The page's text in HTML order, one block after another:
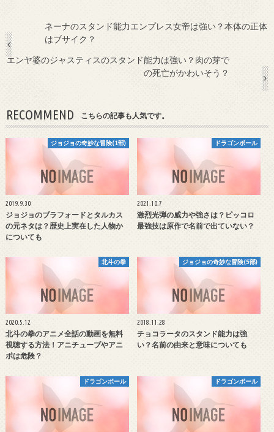
ネーナのスタンド能力エンプレス女帝は強い？本体の正体
はブサイク？
エンヤ婆のジャスティスのスタンド能力は強い？肉の芽で
の死亡がかわいそう？
RECOMMEND こちらの記事も人気です。
ジョジョの奇妙な冒険(1部)
2019.9.30
ジョジョのブラフォードとタルカス
の元ネタは？歴史上実在した人物か
についても
ドラゴンボール
2021.10.7
激烈光弾の威力や強さは？ピッコロ
最強技は原作で名前で出ていない？
北斗の拳
2020.5.12
北斗の拳のアニメ全話の動画を無料
視聴する方法！アニチューブやアニ
ポは危険？
ジョジョの奇妙な冒険(5部)
2018.11.28
チョコラータのスタンド能力は強
い？名前の由来と意味についても
ドラゴンボール ドラゴンボール